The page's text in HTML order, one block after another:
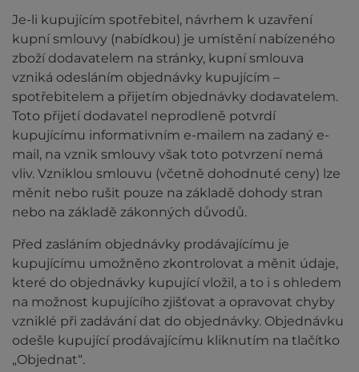
Je-li kupujícím spotřebitel, návrhem k uzavření
kupní smlouvy (nabídkou) je umístění nabízeného
zboží dodavatelem na stránky, kupní smlouva
vzniká odesláním objednávky kupujícím –
spotřebitelem a přijetím objednávky dodavatelem.
Toto přijetí dodavatel neprodleně potvrdí
kupujícímu informativním e-mailem na zadaný e-
mail, na vznik smlouvy však toto potvrzení nemá
vliv. Vzniklou smlouvu (včetně dohodnuté ceny) lze
měnit nebo rušit pouze na základě dohody stran
nebo na základě zákonných důvodů.
Před zasláním objednávky prodávajícímu je
kupujícímu umožněno zkontrolovat a měnit údaje,
které do objednávky kupující vložil, a to i s ohledem
na možnost kupujícího zjišťovat a opravovat chyby
vzniklé při zadávání dat do objednávky. Objednávku
odešle kupující prodávajícímu kliknutím na tlačítko
„Objednat“.